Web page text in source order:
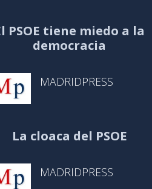
PSOE tiene miedo a la
democracia
MADRIDPRESS
La cloaca del PSOE
MADRIDPRESS